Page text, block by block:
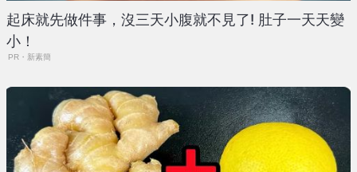
起床就先做件事，沒三天小腹就不見了! 肚子一天天變
小！
PR・新素簡